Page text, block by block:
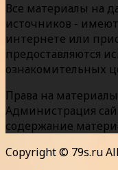
Все материалы на
источников -
интернете или
предоставляются
ознакомительных
Права на
Администрация
содержание
Copyright © 79s.ru